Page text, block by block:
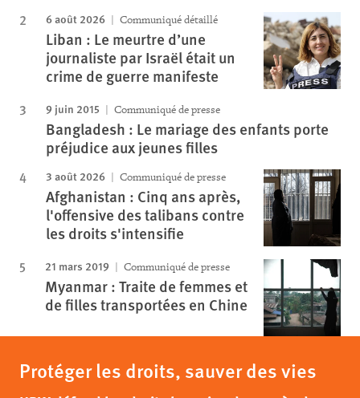
6 août 2026 Communiqué détaillé
Liban : Le meurtre d’une
journaliste par Israël était un
crime de guerre manifeste
9 juin 2015 Communiqué de presse
Bangladesh : Le mariage des enfants porte
préjudice aux jeunes filles
3 août 2026 Communiqué de presse
Afghanistan : Cinq ans après,
l'offensive des talibans contre
les droits s'intensifie
21 mars 2019 Communiqué de presse
Myanmar : Traite de femmes et
de filles transportées en Chine
Protéger les droits, sauver des vies